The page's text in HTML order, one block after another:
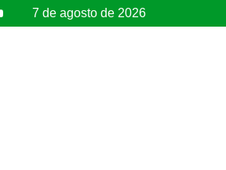
7 de agosto de 2026